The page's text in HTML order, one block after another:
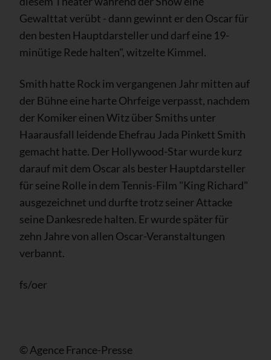
Gewalttat verübt - dann gewinnt er den Oscar für
den besten Hauptdarsteller und darf eine 19-
minütige Rede halten", witzelte Kimmel.
Smith hatte Rock im vergangenen Jahr mitten auf
der Bühne eine harte Ohrfeige verpasst, nachdem
der Komiker einen Witz über Smiths unter
Haarausfall leidende Ehefrau Jada Pinkett Smith
gemacht hatte. Der Hollywood-Star wurde kurz
darauf mit dem Oscar als bester Hauptdarsteller
für seine Rolle in dem Tennis-Film "King Richard"
ausgezeichnet und durfte trotz seiner Attacke
seine Dankesrede halten. Er wurde später für
zehn Jahre von allen Oscar-Veranstaltungen
verbannt.
fs/oer
© Agence France-Presse